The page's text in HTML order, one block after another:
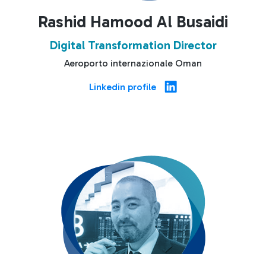
Rashid Hamood Al Busaidi
Digital Transformation Director
Aeroporto internazionale Oman
Linkedin profile